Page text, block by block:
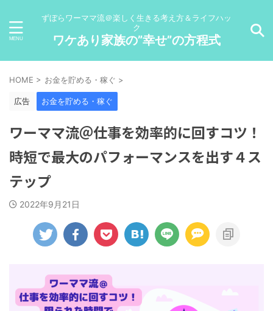
ずぼらワーママ流＠楽しく生きる考え方＆ライフハッ
ク
ワケあり家族の”幸せ”の方程式
HOME > お金を貯める・稼ぐ >
広告 お金を貯める・稼ぐ
ワーママ流＠仕事を効率的に回すコツ！
時短で最大のパフォーマンスを出す４ス
テップ
2022年9月21日